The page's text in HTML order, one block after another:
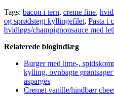
Tags: bacon i tern, creme fine,
og sprødstegt kyllingefilet, Pasta i
hvidløgs/champignonsauce med
Relaterede blogindlæg
Burger med lime-,
kylling, ovnbagte
asparges
Cremet vanille/hindbær